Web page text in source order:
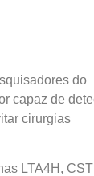
do
capaz de
cirurgias
LTA4H,